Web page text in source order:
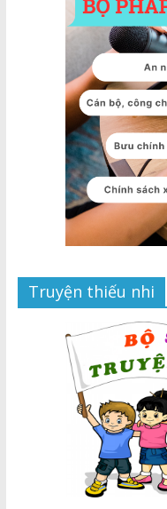
Truyện thiếu nhi